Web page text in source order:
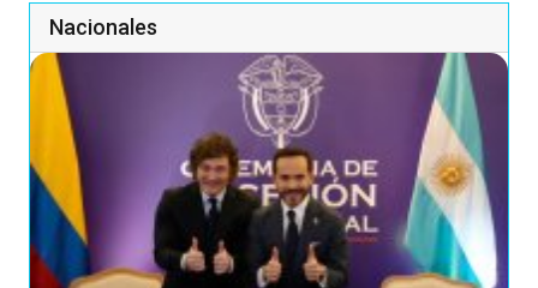
Nacionales